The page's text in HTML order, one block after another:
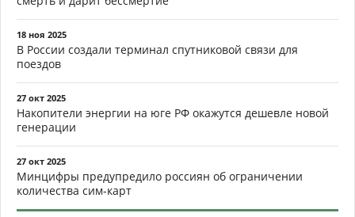
18 ноя 2025
В России создали терминал спутниковой связи для
поездов
27 окт 2025
Накопители энергии на юге РФ окажутся дешевле новой
генерации
27 окт 2025
Минцифры предупредило россиян об ограничении
количества сим-карт